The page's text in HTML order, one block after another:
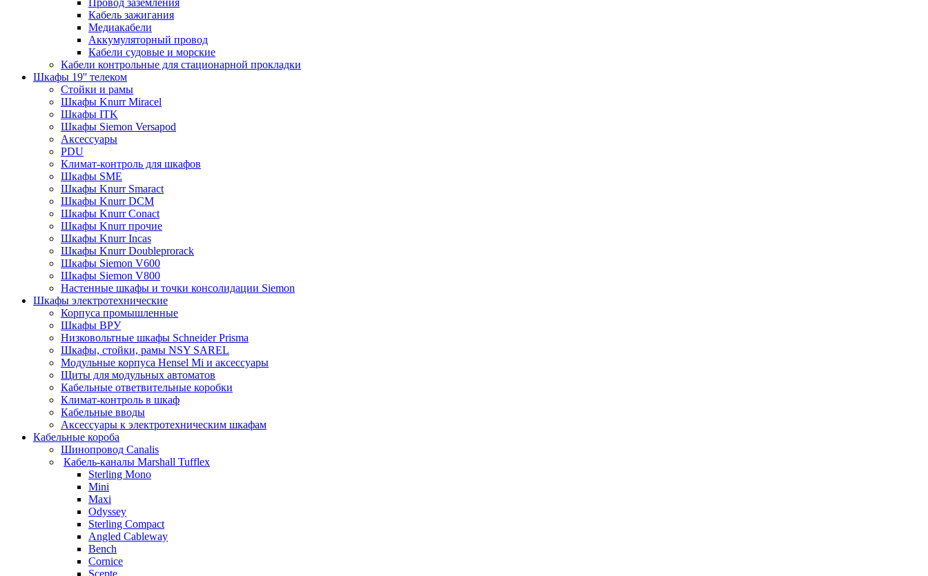
Кабель зажигания
Медиакабели
Аккумуляторный провод
Кабели судовые и морские
Кабели контрольные для стационарной прокладки
Шкафы 19'' телеком
Стойки и рамы
Шкафы Knurr Miracel
Шкафы ITK
Шкафы Siemon Versapod
Аксессуары
PDU
Климат-контроль для шкафов
Шкафы SME
Шкафы Knurr Smaract
Шкафы Knurr DCM
Шкафы Knurr Conact
Шкафы Knurr прочие
Шкафы Knurr Incas
Шкафы Knurr Doubleprorack
Шкафы Siemon V600
Шкафы Siemon V800
Настенные шкафы и точки консолидации Siemon
Шкафы электротехнические
Корпуса промышленные
Шкафы ВРУ
Низковольтные шкафы Schneider Prisma
Шкафы, стойки, рамы NSY SAREL
Модульные корпуса Hensel Mi и аксессуары
Щиты для модульных автоматов
Кабельные ответвительные коробки
Климат-контроль в шкаф
Кабельные вводы
Аксессуары к электротехническим шкафам
Кабельные короба
Шинопровод Canalis
Кабель-каналы Marshall Tufflex
Sterling Mono
Mini
Maxi
Odyssey
Sterling Compact
Angled Cableway
Bench
Cornice
Scepte